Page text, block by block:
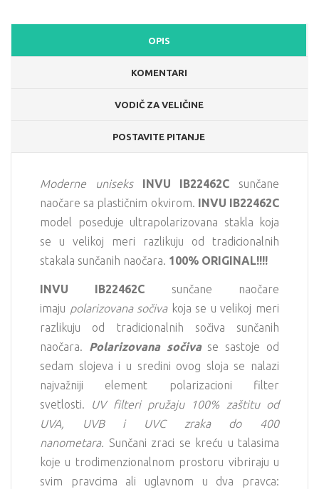
OPIS
KOMENTARI
VODIČ ZA VELIČINE
POSTAVITE PITANJE
Moderne uniseks INVU IB22462C
sunčane
naočare sa plastičnim okvirom. INVU IB22462C
model poseduje ultrapolarizovana stakla koja
se u velikoj meri razlikuju od tradicionalnih
stakala sunčanih naočara. 100% ORIGINAL!!!!
INVU IB22462C
sunčane naočare
imaju polarizovana sočivakoja se u velikoj meri
razlikuju od tradicionalnih sočiva sunčanih
naočara. Polarizovana sočivase sastoje od
sedam slojeva i u sredini ovog sloja se nalazi
najvažniji element polarizacioni filter
svetlosti. UV filteri pružaju 100% zaštitu od
UVA, UVB i UVC zraka do 400
nanometara. Sunčani zraci se kreću u talasima
koje u trodimenzionalnom prostoru vibriraju u
svim pravcima ali uglavnom u dva pravca: